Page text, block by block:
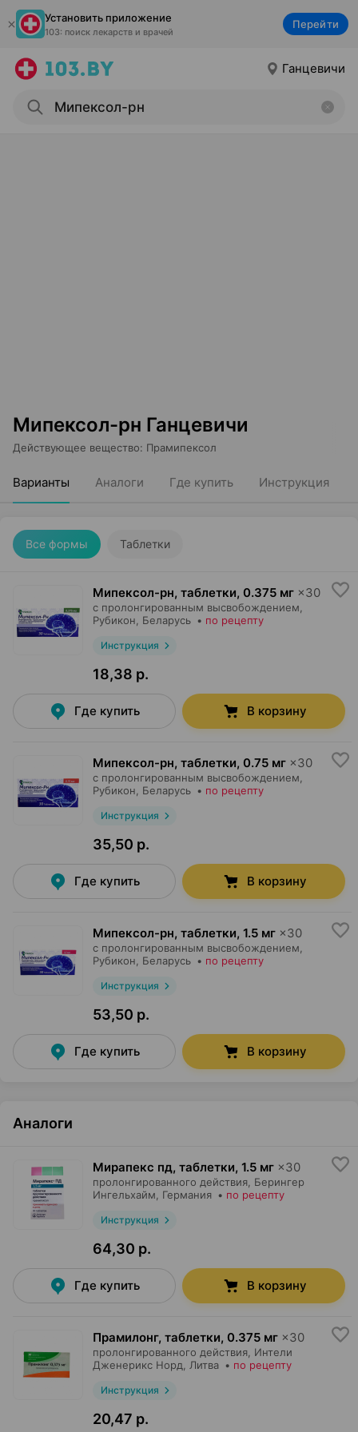
Установить приложение
103: поиск лекарств и врачей
Перейти
Ганцевичи
Мипексол-рн Ганцевичи
Действующее вещество: Прамипексол
Варианты Аналоги Где купить Инструкция
Все формы Таблетки
Мипексол-рн, таблетки, 0.375 мг ×30
с пролонгированным высвобождением,
Рубикон , Беларусь • по рецепту
Инструкция
18,38 р.
Где купить В корзину
Мипексол-рн, таблетки, 0.75 мг ×30
с пролонгированным высвобождением,
Рубикон , Беларусь • по рецепту
Инструкция
35,50 р.
Где купить В корзину
Мипексол-рн, таблетки, 1.5 мг ×30
с пролонгированным высвобождением,
Рубикон , Беларусь • по рецепту
Инструкция
53,50 р.
Где купить В корзину
Аналоги
Мирапекс пд, таблетки, 1.5 мг ×30
пролонгированного действия, Берингер
Ингельхайм , Германия • по рецепту
Инструкция
64,30 р.
Где купить В корзину
Прамилонг, таблетки, 0.375 мг ×30
пролонгированного действия, Интели
Дженерикс Норд , Литва • по рецепту
Инструкция
20,47 р.